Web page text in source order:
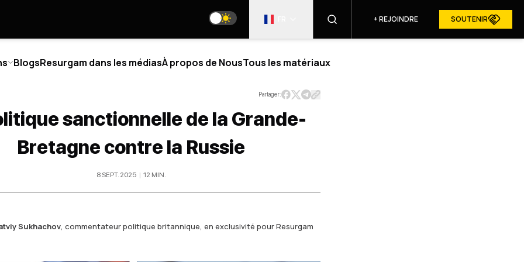
+REJOINDRE SOUTENIR
BLOGS
TEAM
AUTEUR
L'ÉQUIPE
media@resurgamhub.org
BlogsResurgam dans les médiasÀ propos de NousTous les matériaux
Partager:
sanctionnelle de la Grande-
Bretagne contre la Russie
8 SEPT. 2025 | 12 MIN.
Sukhachov, commentateur politique britannique, en exclusivité pour Resurgam